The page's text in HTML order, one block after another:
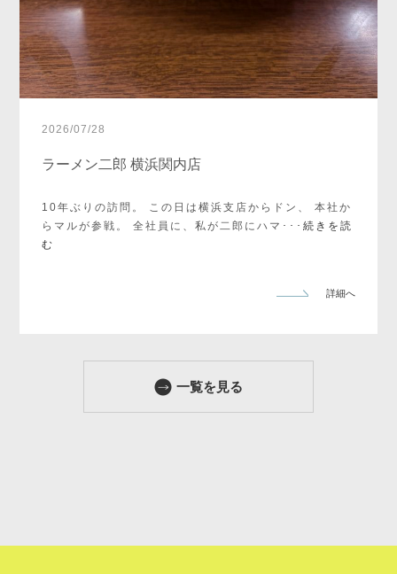
2026/07/28
ラーメン二郎 横浜関内店
10年ぶりの訪問。 この日は横浜支店からドン、 本社か
らマルが参戦。 全社員に、私が二郎にハマ･･･続きを読
む
詳細へ
一覧を見る